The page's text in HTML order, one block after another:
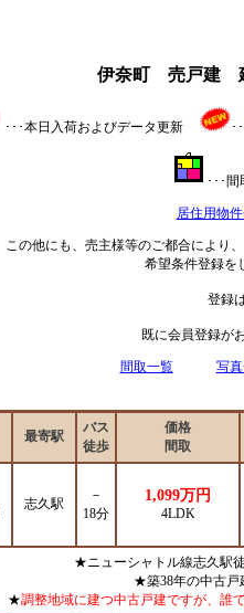
伊奈町 売戸建
･･･本日入荷およびデータ更新 ･
･･･
居住用物
この他にも、売主様等のご都合により
希望条件登録を
登録
既に会員登録が
間取一覧 写
最寄駅
バス
徒歩
価格
間取
志久駅
－
18分
1,099万円
4LDK
★ニューシャトル線志久駅
★築38年の中古戸
★調整地域に建つ中古戸建ですが、誰